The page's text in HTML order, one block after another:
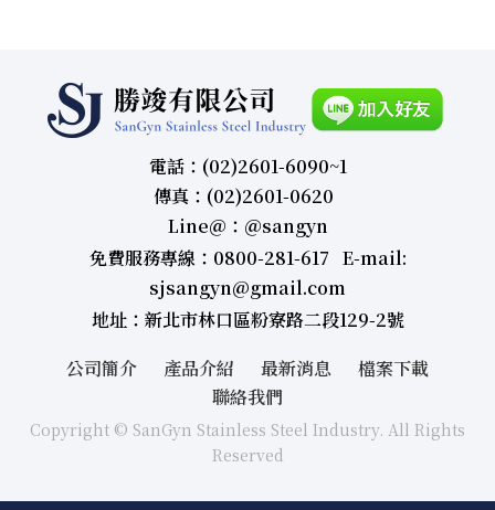
電話：(02)2601-6090~1
傳真：(02)2601-0620
Line＠：＠sangyn
免費服務專線：0800-281-617 E-mail:
sjsangyn@gmail.com
地址：新北市林口區粉寮路二段129-2號
公司簡介
產品介紹 最新消息
檔案下載
聯絡我們
Copyright © SanGyn Stainless Steel Industry. All Rights
Reserved